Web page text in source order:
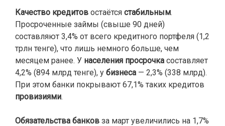
Качество кредитов остаётся стабильным.
Просроченные займы (свыше 90 дней)
составляют 3,4% от всего кредитного портфеля (1,2
трлн тенге), что лишь немного больше, чем
месяцем ранее. У населения просрочка составляет
4,2% (894 млрд тенге), у бизнеса — 2,3% (338 млрд).
При этом банки покрывают 67,1% таких кредитов
провизиями.
Обязательства банков за март увеличились на 1,7%